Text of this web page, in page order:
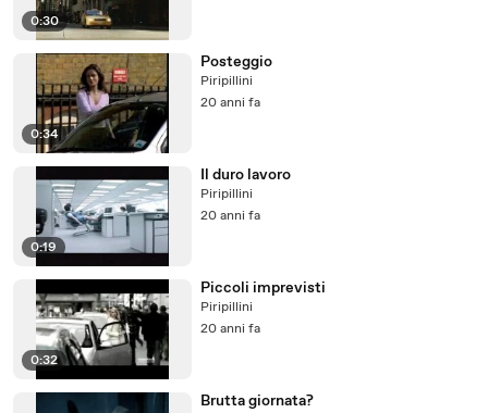
0:30
0:34
Posteggio
Piripillini
20 anni fa
0:19
Il duro lavoro
Piripillini
20 anni fa
0:32
Piccoli imprevisti
Piripillini
20 anni fa
Brutta giornata?